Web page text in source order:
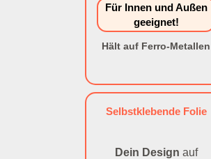
Für Innen und Außen
geeignet!
Hält auf Ferro-Metallen
Selbstklebende Folie
Dein Design auf